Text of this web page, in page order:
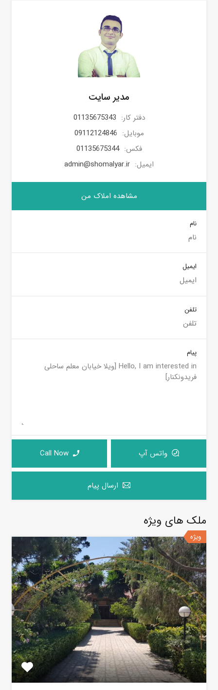
مدیر سایت
دفتر کار: 01135675343
موبایل: 09112124846
فکس: 01135675344
ایمیل: admin@shomalyar.ir
مشاهده املاک من
نام
ایمیل
تلفن
پیام
واتس آپ Call Now
ارسال پیام
ملک های ویژه
ویژه